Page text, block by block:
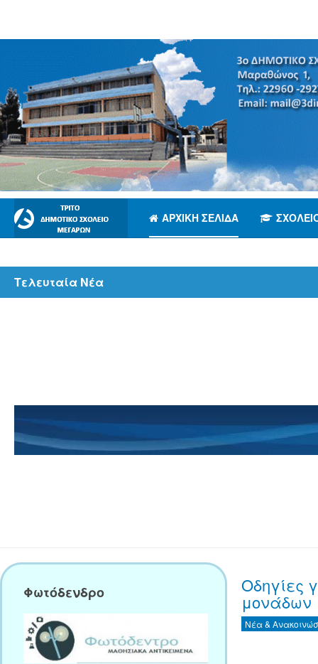
ΑΡΧΙΚΉ ΣΕΛΊΔΑ
Τελευταία Νέα
Οδηγίες
μονάδων
Νέα &
Φωτόδενδρο